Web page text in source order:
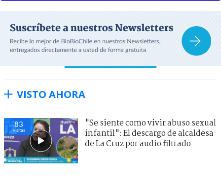
VISTO AHORA
83
visitas
"Se siente como vivir abuso sexual
infantil": El descargo de alcaldesa
de La Cruz por audio filtrado